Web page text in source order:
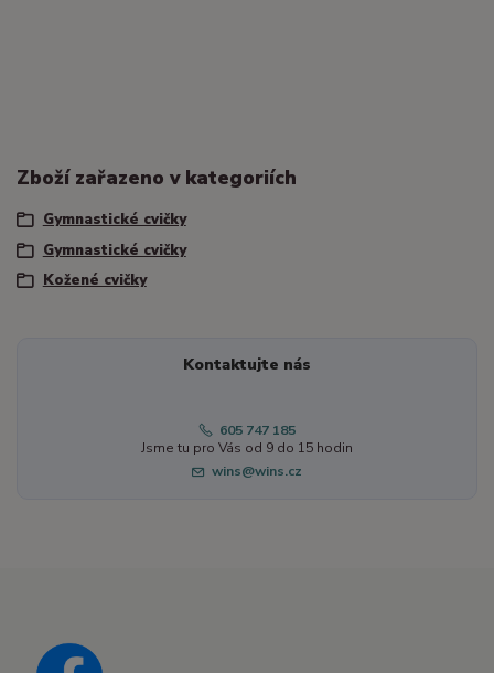
Zboží zařazeno v kategoriích
Gymnastické cvičky
Gymnastické cvičky
Kožené cvičky
Kontaktujte nás
605 747 185
Jsme tu pro Vás od 9 do 15 hodin
wins@wins.cz